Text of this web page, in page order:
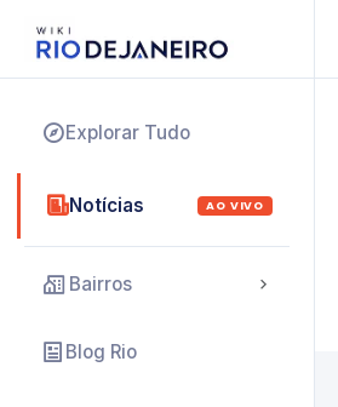
Explorar Tudo
Notícias AO VIVO
Bairros
Blog Rio